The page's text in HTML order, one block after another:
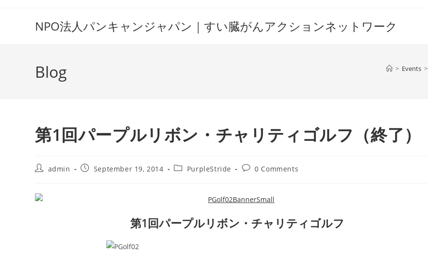
NPO法人パンキャンジャパン｜すい臓がんアクションネットワーク
Blog > Events >
第1回パープルリボン・チャリティゴルフ（終了）
Postadmin
PostSeptember 19, 2014
PostPurpleStride
Post0 Comments
第1回パープルリボン・チャリティゴルフ